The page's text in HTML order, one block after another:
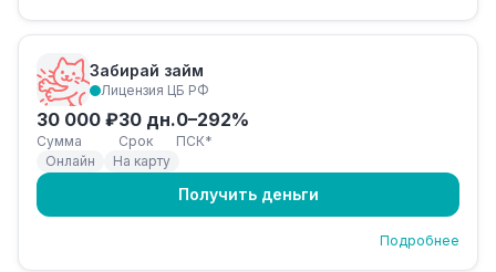
Забирай займ
Лицензия ЦБ РФ
30 000 ₽
Сумма
30 дн.
Срок
0–292%
ПСК*
Онлайн
На карту
Получить деньги
Подробнее